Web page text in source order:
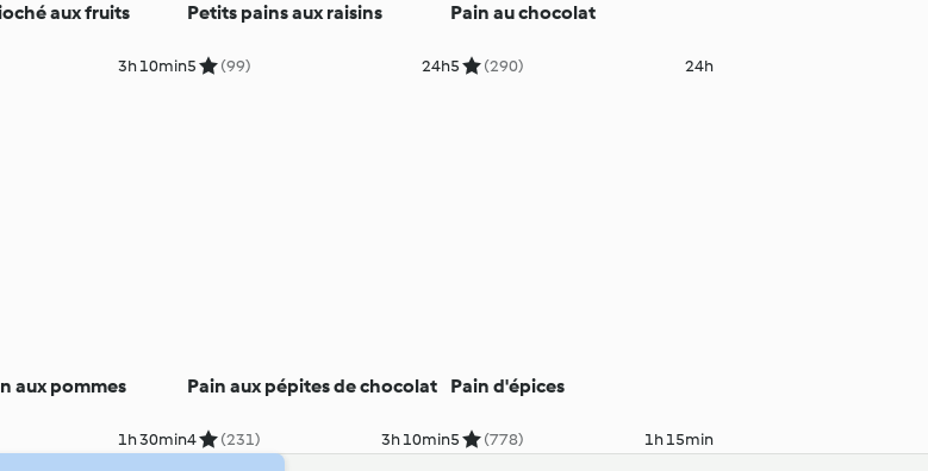
aux fruits
3h 10min
Petits pains aux raisins
5 (99) 24h
Pain au chocolat
5 (290) 24h
aux pommes
1h 30min
Pain aux pépites de chocolat
4 (231) 3h 10min
Pain d'épices
5 (778) 1h 15min